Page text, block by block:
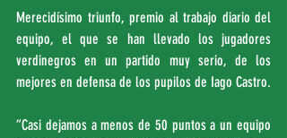
Merecidísimo triunfo, premio al trabajo diario del
equipo, el que se han llevado los jugadores
verdinegros en un partido muy serio, de los
mejores en defensa de los pupilos de Iago Castro.
“Casi dejamos a menos de 50 puntos a un equipo